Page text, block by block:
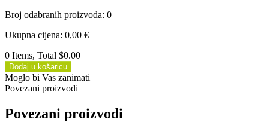
Broj odabranih proizvoda: 0
Ukupna cijena: 0,00 €
0 Items, Total $0.00
Dodaj u košaricu
Moglo bi Vas zanimati
Povezani proizvodi
Povezani proizvodi